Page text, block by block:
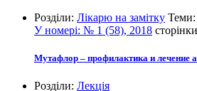
Розділи: Лікарю на замітку Теми:
У номері: № 1 (58), 2018
Мутафлор – профилактика и лечение
Розділи: Лекція